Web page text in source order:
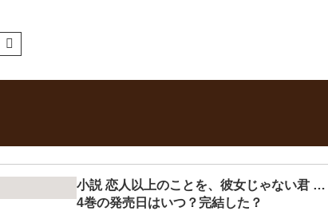
小説 恋人以上のことを、彼女じゃない君 …
4巻の発売日はいつ？完結した？